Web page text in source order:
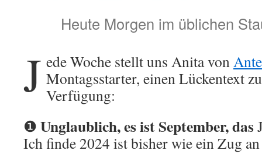
Heute Morgen im üblichen
J ede Woche stellt uns Anita von
Montagsstarter, einen Lückentext
Verfügung:
❶ Unglaublich, es ist September, das
Ich finde 2024 ist bisher wie ein Zug